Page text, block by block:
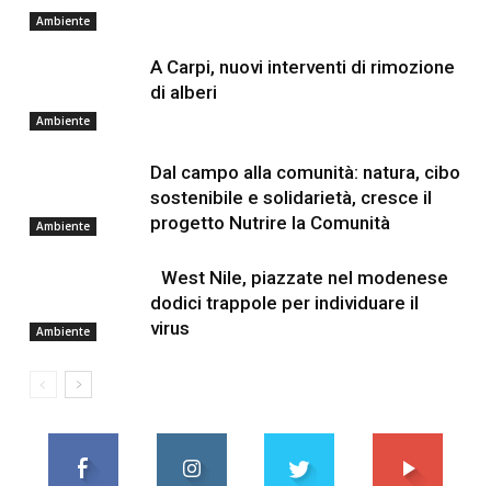
Ambiente
Ambiente
A Carpi, nuovi interventi di rimozione
di alberi
Ambiente
Dal campo alla comunità: natura, cibo
sostenibile e solidarietà, cresce il
progetto Nutrire la Comunità
Ambiente
West Nile, piazzate nel modenese
dodici trappole per individuare il
virus